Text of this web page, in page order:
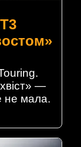
—
не мала.